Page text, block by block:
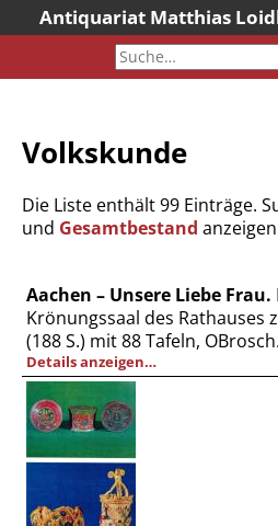
Antiquariat Matthias
Aktuelles
Neueingänge
Gesamtbestand
Sonderangebote
Newsletter
Über uns
Kontakt
Warenkorb
Versandkosten
Vertrag widerrufen
Volkskunde
Die Liste enthält 99 Einträge.
und Gesamtbestand
Aachen – Unsere Liebe Frau.
Krönungssaal des Rathauses
(188 S.) mit 88 Tafeln, OBrosch.
Details anzeigen…